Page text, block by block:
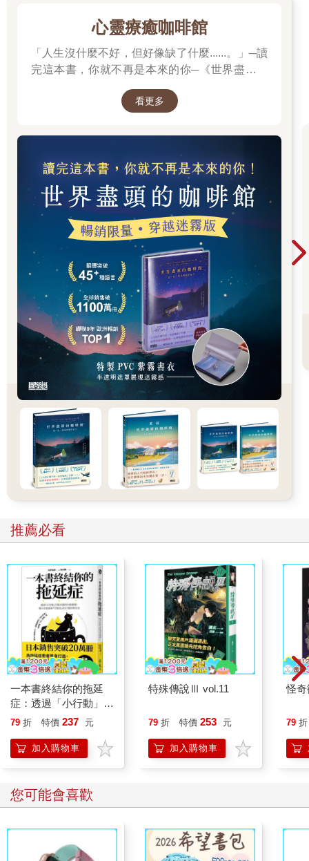
原來騎母子腳踏車騎久了，也能騎出「空巢期」。但，沒有孩子
（摘自〈01孩子長大了，應該先放個鞭炮〉）
某天，我在等待看中醫時，和一位約莫六、七十歲的婦人聊起
說：「唉呀，你這些毛病就是更年期啦！更年期有不舒服，我覺
不像我，更年期還壯得像頭牛，每天從早做到晚，看看我現在一
身病，脊椎受傷、髖骨痛、膝蓋差，連走路都難，就是因為更年
期了還不知道要保養身體。」
啊，原本怨天尤人的我，此刻，誠心誠意謝天又謝地，原本怪罪
臭皮囊毀了輝煌人生的我，由衷感恩它快狠準的霹靂警報，否
則，在毀掉事業之前，可能先毀了性命。臭皮囊啊臭皮囊，默默
承受我大半輩子的折磨，卻還是慈悲地給我補救的機會。
回想起來，這幾年身體一直找機會點化我，只是我憨慢駑鈍，收
不到它用心良苦的訊號。比如，前幾年，我因為常常莫名其妙流
鼻血卻置之不理，最後才檢查出鼻腔深處長了鼻腔血管瘤，連續
兩年動手術；某個半夜，因老媽半夜住進加護病房我徹夜未眠，
才回到家就被自己紅色的尿液驚嚇，原來憋尿憋到尿道感染；還
有一次拔牙後，牙齦始料未及的大腫痛，快速發炎，一直腫脹到
下巴脖子，痛到太陽穴腦門，連牙醫都嚇壞了。
那幾年，我只知道鼻痛醫鼻、牙痛醫牙，只要病症一解除，我又
開始猛力戰鬥，並且誤把自己當成少年郎般湖吃海喝，繼續殘忍
掏空式生活。其實身體早已處在長期發炎的狀態，免疫功能江河
日下，新陳代謝也怠速，我卻毫無留意。
我謝謝我的臭皮囊始終不離不棄，下了「最善意的重手」，給我
逼真的病老前防空演習，終把我點醒：人生，是福也是禍，是禍
也是福。
長達三年多的人生黑暗期，我領悟到人生最幸福，只有簡單四件
事，就是：吃得下、睡得著、拉得了、笑得出來。
（摘自〈08多麼痛的領悟：愛拚真的不會贏〉）
附近菜場魚鋪是一對老夫婦，除了老先生中聽之外，兩人動作相
當俐落，特別是賣魚婦，每隔一陣就燙髮，穿著俏麗時髦，紋著
不粗不細的眉，做生意時永遠塗著整齊的口紅，看起來總是精心
setto（siat-tooh）過。她忙進忙出，兩頰暈紅，看起來精神抖
她特別會做生意，尾數零頭永遠不收，有時還自動減價一、兩
百，然後說魚貨太重，都叫我擱著，請她先生送到我家。每次一
打開來看，不是多送了好幾條魚卵，就是多了幾顆新鮮魚丸，或
一、兩條小魚。
有天滑手機時，赫然發現IG冒出了魚販老婦遊山玩水的豔照，才
發現她不只做生意靈活、打扮時髦，連年輕人的玩意兒也沒落
後。一查才看到，她臉書也玩很凶哩。
我自律神經失調嚴重發作的某一天，頭重腳輕、全身無力，老態
龍鍾地走到魚販處，看她又是一身新裝，且還是款鑲了蕾絲花
邊、低胸性感的彩色洋裝，春風滿面、韻致猶存，我便忍不住
問：「你都幾點起床啊？」
「那麼早，那你每天都很早就要睡覺了吧？」
「十二點才睡，太早也睡不著，年紀大了啦。」
心靈療癒咖啡館
「人生沒什麼不好，但好像缺了什麼......。」─讀
完這本書，你就不再是本來的你─《世界盡頭的
看更多
推薦必看
一本書終結你的拖延
症：透過「小行動」打
開大腦的行動開關，懶
的37個科學方法
79 折 特價 237 元
加入購物車
特殊傳說Ⅲ vol.11
79 折 特價 253 元
加入購物車
怪
79 折
您可能會喜歡